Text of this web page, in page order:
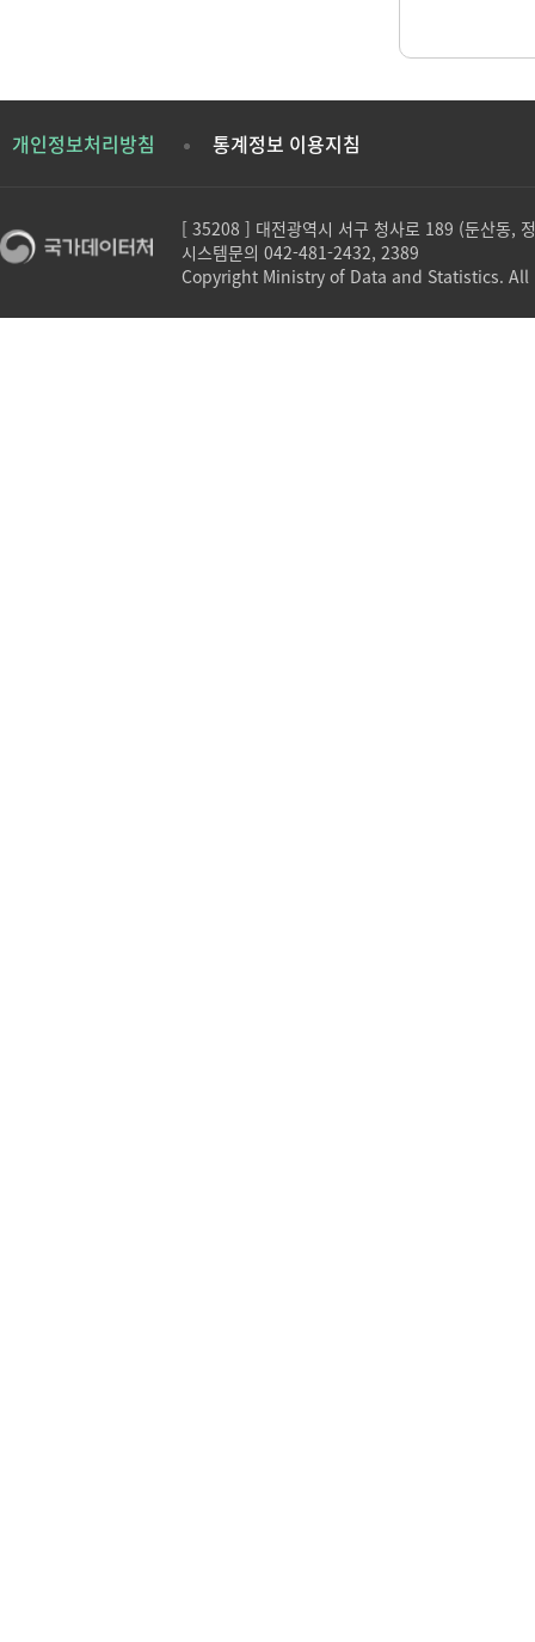
개인정보처리방침 통계정보 이용지침
[ 35208 ] 대전광역시 서구 청사로 189 (둔산동,
시스템문의 042-481-2432, 2389
Copyright Ministry of Data and Statistics.